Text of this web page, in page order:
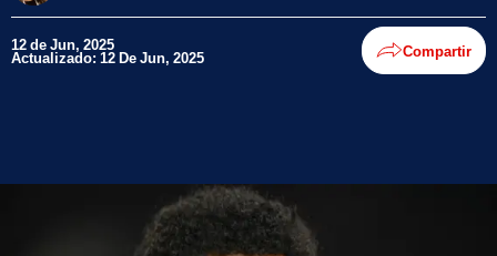
12 de Jun, 2025
Actualizado: 12 De Jun, 2025 Compartir